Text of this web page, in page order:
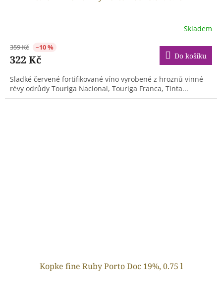
Skladem
359 Kč –10 %
322 Kč Do košíku
Sladké červené fortifikované víno vyrobené z hroznů vinné
révy odrůdy Touriga Nacional, Touriga Franca, Tinta...
Kopke fine Ruby Porto Doc 19%, 0.75 l